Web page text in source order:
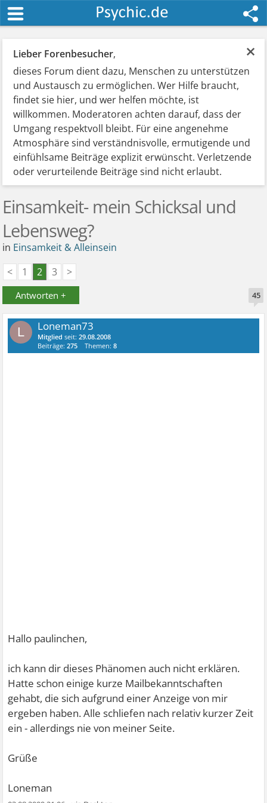
×
Lieber Forenbesucher,
dieses Forum dient dazu, Menschen zu unterstützen
und Austausch zu ermöglichen. Wer Hilfe braucht,
findet sie hier, und wer helfen möchte, ist
willkommen. Moderatoren achten darauf, dass der
Umgang respektvoll bleibt. Für eine angenehme
Atmosphäre sind verständnisvolle, ermutigende und
einfühlsame Beiträge explizit erwünscht. Verletzende
oder verurteilende Beiträge sind nicht erlaubt.
Einsamkeit- mein Schicksal und
Lebensweg?
in Einsamkeit & Alleinsein
<
1 2 3 >
Antworten + 45
L Loneman73
Mitglied seit:29.08.2008
Beiträge:275 Themen:8
Hallo paulinchen,
ich kann dir dieses Phänomen auch nicht erklären.
Hatte schon einige kurze Mailbekanntschaften
gehabt, die sich aufgrund einer Anzeige von mir
ergeben haben. Alle schliefen nach relativ kurzer Zeit
ein - allerdings nie von meiner Seite.
Grüße
Loneman